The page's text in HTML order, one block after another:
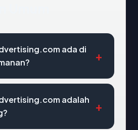
ada di
adalah